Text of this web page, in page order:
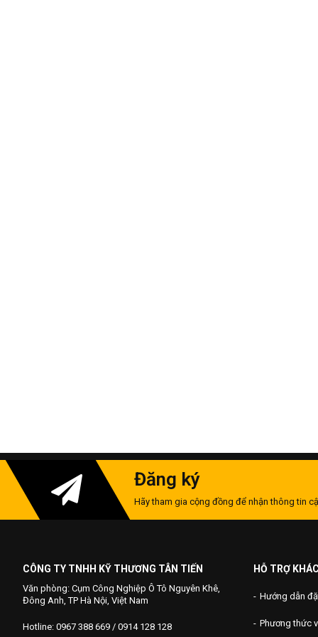
Đăng ký
Hãy tham gia cộng đồng để nhận thông tin
CÔNG TY TNHH KỸ THƯƠNG TÂN TIẾN
Văn phòng: Cụm Công Nghiệp Ô Tô Nguyên Khê,
Đông Anh, TP Hà Nội, Việt Nam
Hotline: 0967 388 669 / 0914 128 128
HỖ TRỢ
Hướng dẫn
Phương thức